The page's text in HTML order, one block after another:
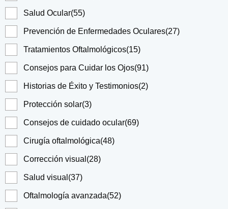
Salud Ocular(55)
Prevención de Enfermedades Oculares(27)
Tratamientos Oftalmológicos(15)
Consejos para Cuidar los Ojos(91)
Historias de Éxito y Testimonios(2)
Protección solar(3)
Consejos de cuidado ocular(69)
Cirugía oftalmológica(48)
Corrección visual (28)
Salud visual (37)
Oftalmología avanzada(52)